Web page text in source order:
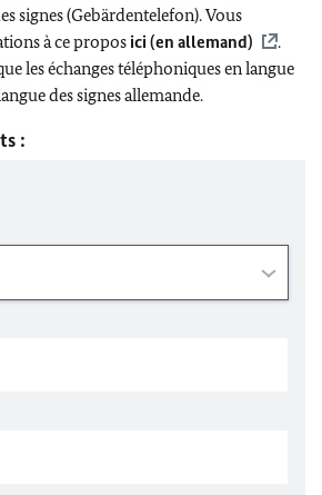
signes (Gebärdentelefon). Vous
à ce propos ici (en allemand)
.
les échanges téléphoniques en langue
des signes allemande.
: